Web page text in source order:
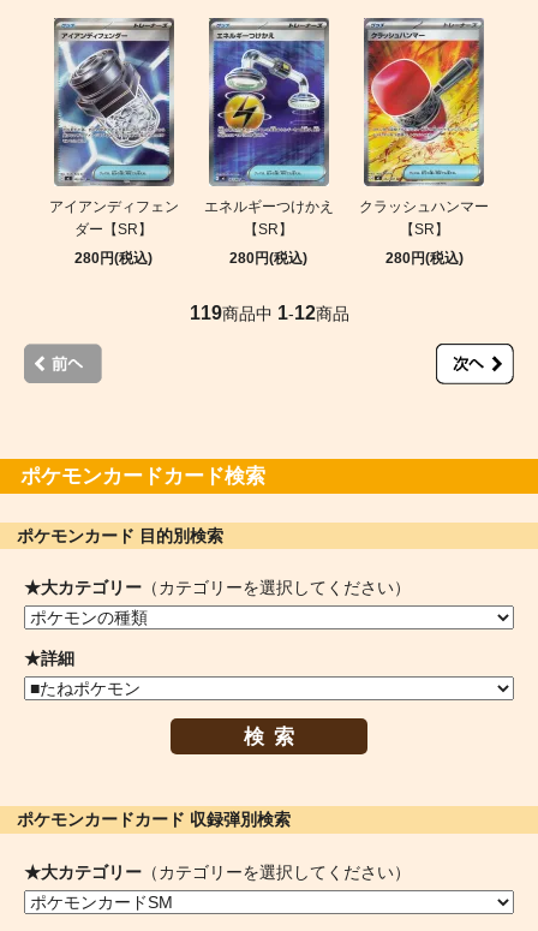
アイアンディフェン
ダー【SR】
280円(税込)
エネルギーつけかえ
【SR】
280円(税込)
クラッシュハンマー
【SR】
280円(税込)
119商品中 1-12商品
ポケモンカードカード検索
ポケモンカード 目的別検索
★大カテゴリー （カテゴリーを選択してください）
★詳細
検索
ポケモンカードカード 収録弾別検索
★大カテゴリー （カテゴリーを選択してください）